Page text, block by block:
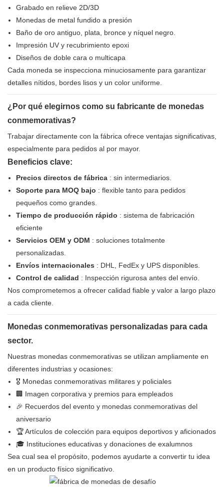
Grabado en relieve 2D/3D
Monedas de metal fundido a presión
Baño de oro antiguo, plata, bronce y níquel negro.
Impresión UV y recubrimiento epoxi
Diseños de doble cara o multicapa
Cada moneda se inspecciona minuciosamente para garantizar
detalles nítidos, bordes lisos y un color uniforme.
¿Por qué elegirnos como su fabricante de monedas
conmemorativas?
Trabajar directamente con la fábrica ofrece ventajas significativas,
especialmente para pedidos al por mayor.
Beneficios clave:
Precios directos de fábrica: sin intermediarios.
Soporte para MOQ bajo : flexible tanto para pedidos
pequeños como grandes.
Tiempo de producción rápido : sistema de fabricación
eficiente
Servicios OEM y ODM : soluciones totalmente
personalizadas.
Envíos internacionales : DHL, FedEx y UPS disponibles.
Control de calidad : Inspección rigurosa antes del envío.
Nos comprometemos a ofrecer calidad fiable y valor a largo plazo
a cada cliente.
Monedas conmemorativas personalizadas para cada
sector.
Nuestras monedas conmemorativas se utilizan ampliamente en
diferentes industrias y ocasiones:
🎖 Monedas conmemorativas militares y policiales
🏢 Imagen corporativa y premios para empleados
🎉 Recuerdos del evento y monedas conmemorativas del
aniversario
🏆 Artículos de colección para equipos deportivos y aficionados
🎓 Instituciones educativas y donaciones de exalumnos
Sea cual sea el propósito, podemos ayudarte a convertir tu idea
en un producto físico significativo.